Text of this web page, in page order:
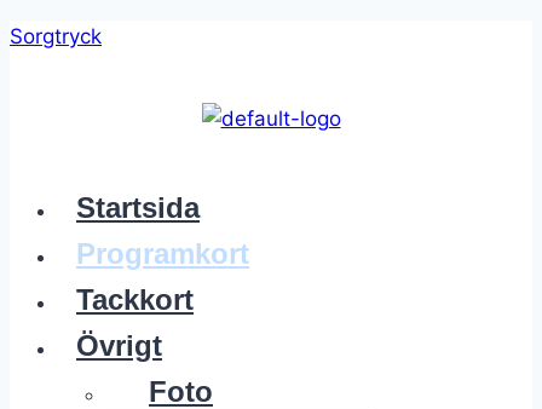
Skip
Sorgtryck
Startsida
Programkort
Tackkort
Övrigt
Foto